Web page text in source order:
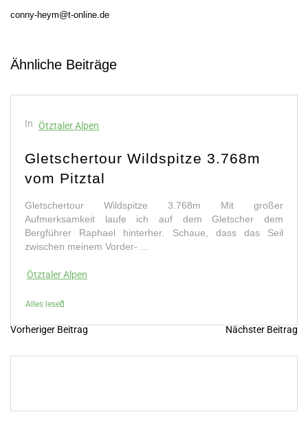
conny-heym@t-online.de
Ähnliche Beiträge
In Ötztaler Alpen
Gletschertour Wildspitze 3.768m
vom Pitztal
Gletschertour Wildspitze 3.768m Mit großer
Aufmerksamkeit laufe ich auf dem Gletscher dem
Bergführer Raphael hinterher. Schaue, dass das Seil
zwischen meinem Vorder- ...
Ötztaler Alpen
Alles lesen
B
Vorheriger Beitrag Nächster Beitrag